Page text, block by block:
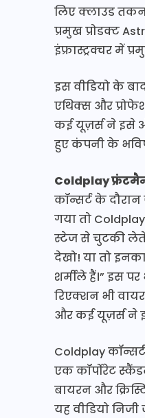
लिए क्लाउड
प्रमुख प्रोडक्ट
इंफ्रास्ट्रक्चर में
इस वीडियो के
एथिक्स और
कई यूज़र्स ने इसे
हुए कंपनी के
Coldplay फ्रंटमैन
कॉन्सर्ट के
गया तो
स्टेज से चुटकी लेते
देखो! या तो
शर्मीले हैं।” इस
रिएक्शन भी
और कई यूज़र्स ने
Coldplay
एक कॉर्पोरेट
बायरन और
यह वीडियो